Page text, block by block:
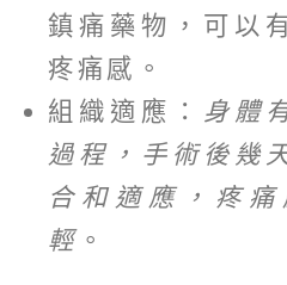
鎮痛藥物，可以
疼痛感。
組織適應： 身體
過程，手術後幾
合和適應，疼
輕 。